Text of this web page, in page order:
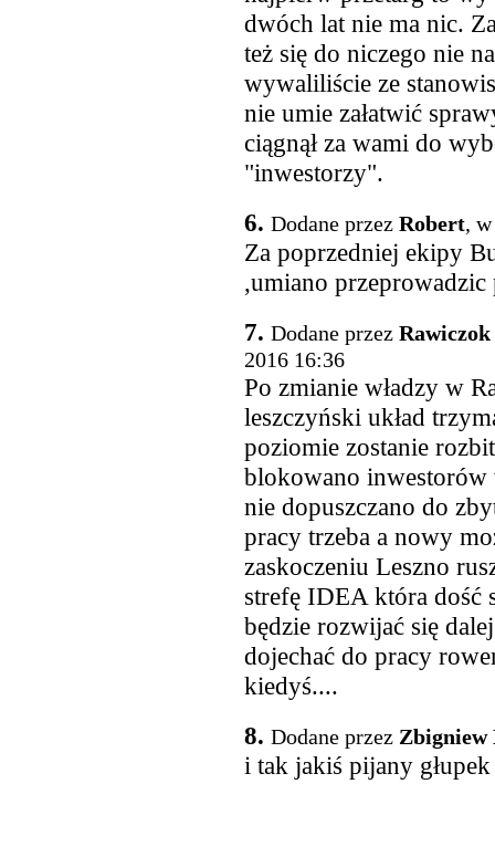
dwóch lat nie ma nic.
też się do niczego nie
wywaliliście ze
nie umie załatwić
ciągnął za wami do
"inwestorzy".
6. Dodane przez Robert,
Za poprzedniej ekipy
,umiano
7. Dodane przez
2016 16:36
Po zmianie władzy w
leszczyński układ
poziomie zostanie
blokowano inwestorów
nie dopuszczano do
pracy trzeba a nowy
zaskoczeniu Leszno
strefę IDEA która dość
będzie rozwijać się
dojechać do pracy
kiedyś....
8. Dodane przez Zbigniew
i tak jakiś pijany